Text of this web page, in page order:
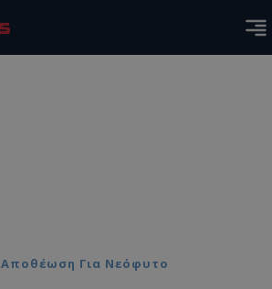
Αποθέωση Για Νεόφυτο